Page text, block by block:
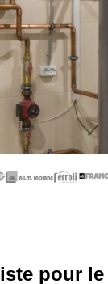
pour